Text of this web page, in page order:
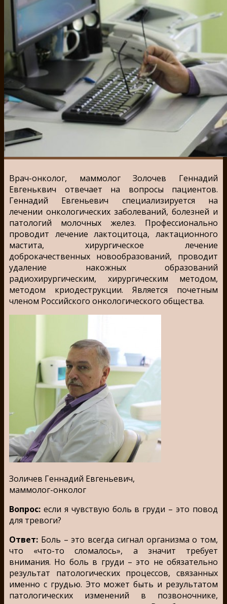
Врач-онколог, маммолог Золочев Геннадий
Евгеньквич отвечает на вопросы пациентов.
Геннадий Евгеньевич специализируется на
лечении онкологических заболеваний, болезней и
патологий молочных желез. Профессионально
проводит лечение лактоцитоца, лактационного
мастита, хирургическое лечение
доброкачественных новообразований, проводит
удаление накожных образований
радиохирургическим, хирургическим методом,
методом криодеструкции. Является почетным
членом Российского онкологического общества.
Золичев Геннадий Евгеньевич,
маммолог-онколог
Вопрос: если я чувствую боль в груди – это повод
для тревоги?
Ответ: Боль – это всегда сигнал организма о том,
что «что-то сломалось», а значит требует
внимания. Но боль в груди – это не обязательно
результат патологических процессов, связанных
именно с грудью. Это может быть и результатом
патологических изменений в позвоночнике,